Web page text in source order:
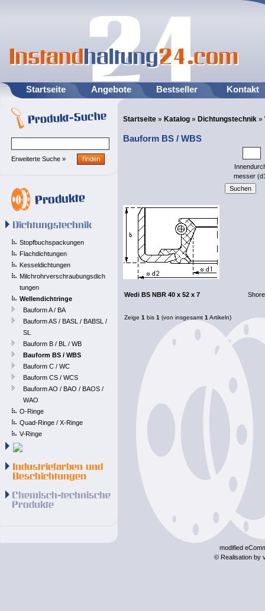
Startseite Angebote Bestseller Kontakt
Erweiterte Suche »
Stopfbuchspackungen
Flachdichtungen
Kesseldichtungen
Milchrohrverschraubungsdich
tungen
Wellendichtringe
Bauform A / BA
Bauform AS / BASL / BABSL /
SL
Bauform B / BL / WB
Bauform BS / WBS
Bauform C / WC
Bauform CS / WCS
Bauform AO / BAO / BAOS /
WAO
O-Ringe
Quad-Ringe / X-Ringe
V-Ringe
Startseite » Katalog » Dichtungstechnik »
Bauform BS / WBS
messer
Wedi BS NBR 40 x 52 x 7
Zeige 1 bis 1 (von insgesamt 1 Artikeln)
modified
© Realisation by